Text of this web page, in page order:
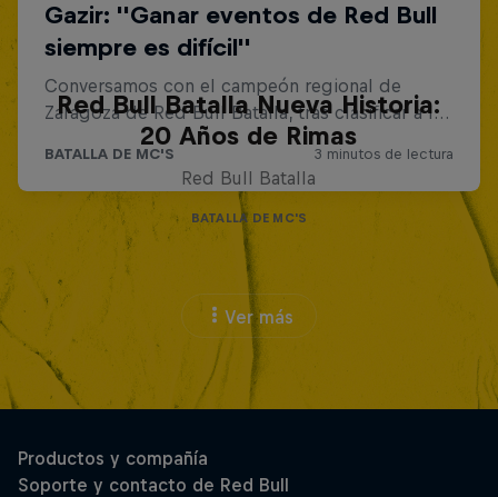
Red Bull Batalla Nueva Historia:
20 Años de Rimas
Red Bull Batalla
BATALLA DE MC'S
Ver más